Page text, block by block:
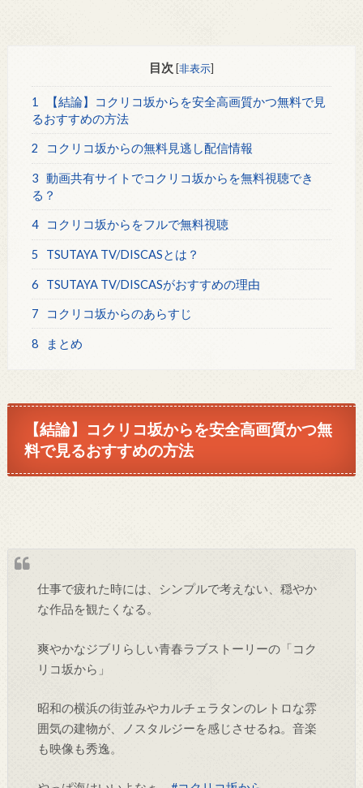
目次 [非表示]
1
【結論】コクリコ坂からを安全高画質かつ無料で見
るおすすめの方法
2 コクリコ坂からの無料見逃し配信情報
3 動画共有サイトでコクリコ坂からを無料視聴でき
る？
4 コクリコ坂からをフルで無料視聴
5 TSUTAYA TV/DISCASとは？
6 TSUTAYA TV/DISCASがおすすめの理由
7 コクリコ坂からのあらすじ
8 まとめ
【結論】コクリコ坂からを安全高画質かつ無
料で見るおすすめの方法
仕事で疲れた時には、シンプルで考えない、穏やか
な作品を観たくなる。
爽やかなジブリらしい青春ラブストーリーの「コク
リコ坂から」
昭和の横浜の街並みやカルチェラタンのレトロな雰
囲気の建物が、ノスタルジーを感じさせるね。音楽
も映像も秀逸。